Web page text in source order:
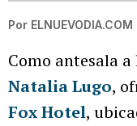
Por ELNUEVODIA.COM
Como antesala
Natalia Lugo,
Fox Hotel,